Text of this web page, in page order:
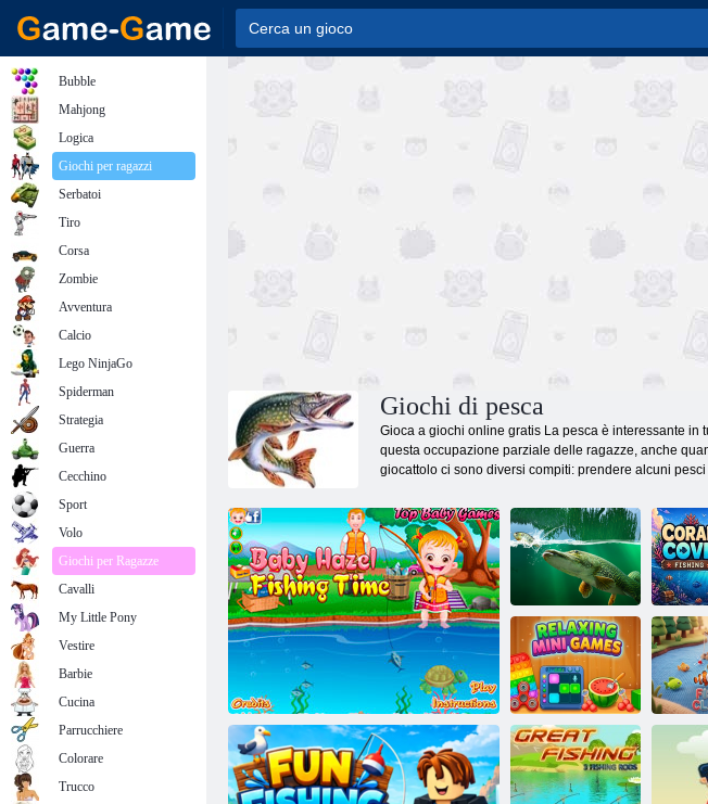
Giochi di pesca
Gioca a giochi online gratis La pesca è interessante in
questa occupazione parziale delle ragazze, anche
giocattolo ci sono diversi compiti: prendere alcuni
Willow Pond
Minigiochi
rilassanti
Bubble
Mahjong
Logica
Giochi per ragazzi
Serbatoi
Tiro
Corsa
Zombie
Avventura
Calcio
Lego NinjaGo
Spiderman
Strategia
Guerra
Cecchino
Sport
Volo
Giochi per Ragazze
Cavalli
My Little Pony
Vestire
Barbie
Cucina
Parrucchiere
Colorare
Trucco